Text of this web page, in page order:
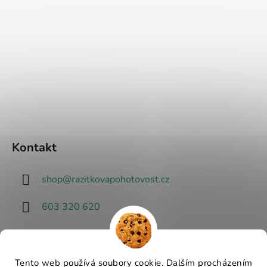
Tento web používá soubory cookie. Dalším procházením
Kontakt
shop@razitkovapohotovost.cz
603 320 620